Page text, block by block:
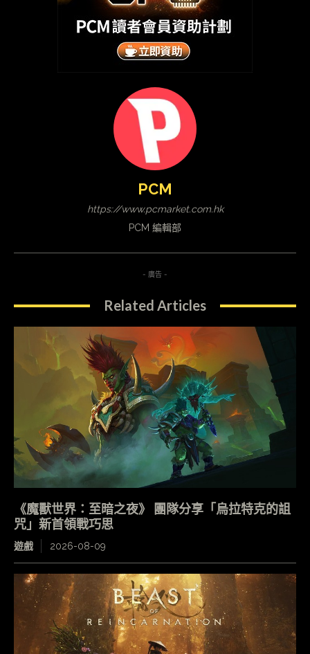
PCM
https://www.pcmarket.com.hk
PCM 編輯部
- 廣告 -
Related Articles
《魔獸世界：至暗之夜》 團隊分享「烏拉特克的詛
咒」新首領戰巧思
遊戲 2026-08-09